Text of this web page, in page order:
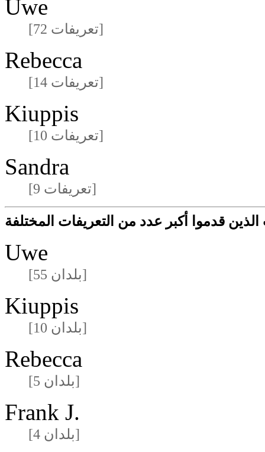
Uwe
[72 تعريفات]
Rebecca
[14 تعريفات]
Kiuppis
[10 تعريفات]
Sandra
[9 تعريفات]
قدموا أكبر عدد من التعريفات المختلفة
Uwe
[55 بلدان]
Kiuppis
[10 بلدان]
Rebecca
[5 بلدان]
Frank J.
[4 بلدان]